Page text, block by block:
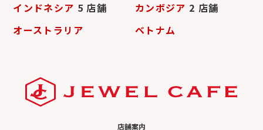
インドネシア 5 店舗 カンボジア 2 店舗
オーストラリア
ベトナム
店舗案内